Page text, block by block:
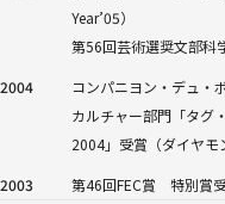
Year’05）
第56回芸術選奨文部科
2004
コンパニヨン・デュ・
カルチャー部門「タグ
2004」受賞（ダイヤモ
2003
第46回FEC賞 特別賞